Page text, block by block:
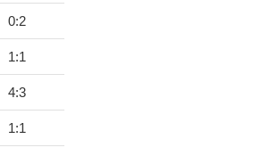
0:2
1:1
4:3
1:1